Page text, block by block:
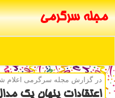
مجله سرگرمی
در گزارش مجله سرگرمی اعلام
اعتقادات پنهان یك